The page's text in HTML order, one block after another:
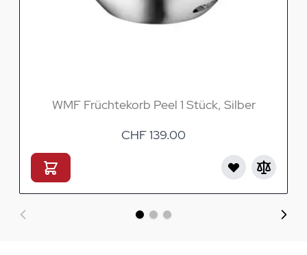
WMF Früchtekorb Peel 1 Stück, Silber
CHF 139.00